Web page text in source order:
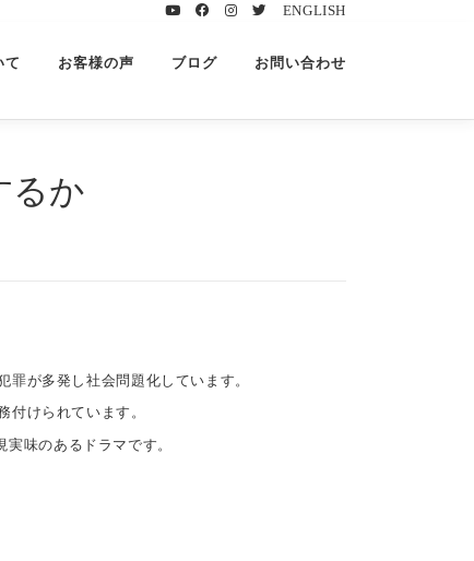
ENGLISH
て お客様の声 ブログ お問い合わせ
るか
罪が多発し社会問題化しています。
付けられています。
味のあるドラマです。